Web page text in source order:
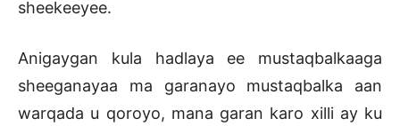
sheekeeyee.
Anigaygan kula hadlaya ee mustaqbalkaaga
sheeganayaa ma garanayo mustaqbalka aan
warqada u qoroyo, mana garan karo xilli ay ku